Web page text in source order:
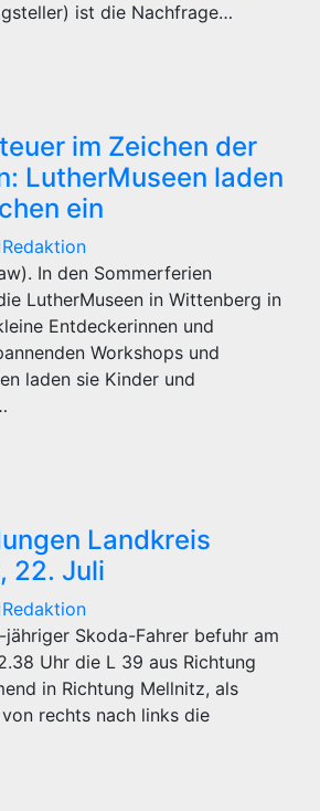
ist die Nachfrage…
im Zeichen der
LutherMuseen laden
ein
Redaktion
In den Sommerferien
LutherMuseen in Wittenberg in
Entdeckerinnen und
Workshops und
laden sie Kinder und
Landkreis
22. Juli
Redaktion
Skoda-Fahrer befuhr am
Uhr die L 39 aus Richtung
in Richtung Mellnitz, als
rechts nach links die